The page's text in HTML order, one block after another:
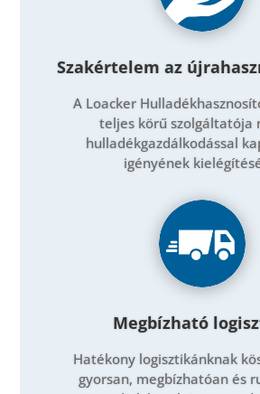
Szakértelem az
A Loacker
teljes körű szolgáltatója
hulladékgazdálkodással
igényének
Megbízható
Hatékony logisztikánknak
gyorsan, megbízhatóan és